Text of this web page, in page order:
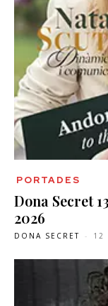
PORTADES
Dona Secret
2026
DONA SECRET - 12